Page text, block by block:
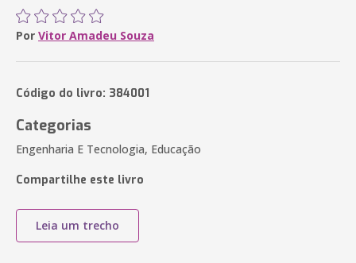
Por Vitor Amadeu Souza
Código do livro: 384001
Categorias
Engenharia E Tecnologia, Educação
Compartilhe este livro
Leia um trecho